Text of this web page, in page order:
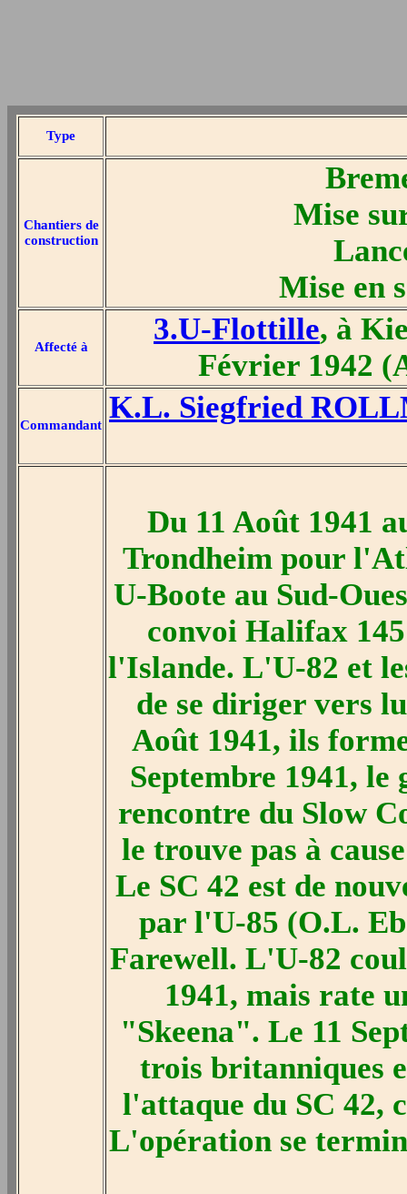
Type
Chantiers de
construction
Mise
Mise en
Affecté à 3.U-Flottille, à
Février 1942
Commandant K.L. Siegfried
Du 11 Août 1941
Trondheim pour
U-Boote au Sud-
convoi Halifax
l'Islande. L'U-82 et
de se diriger vers
Août 1941, ils
Septembre 1941,
rencontre du Slow
le trouve pas à
Le SC 42 est de
par l'U-85 (O.L.
Farewell. L'U-82
1941, mais rate
"Skeena". Le 11
trois britanniques
l'attaque du SC 42,
L'opération se